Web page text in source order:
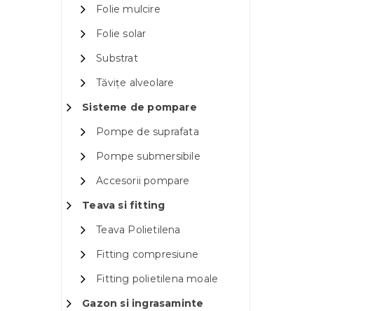
Folie mulcire
Folie solar
Substrat
Tăvițe alveolare
Sisteme de pompare
Pompe de suprafata
Pompe submersibile
Accesorii pompare
Teava si fitting
Teava Polietilena
Fitting compresiune
Fitting polietilena moale
Gazon si ingrasaminte